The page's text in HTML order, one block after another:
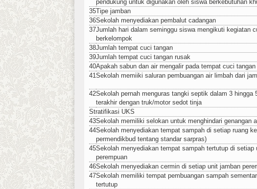
pendukung untuk digunakan oleh siswa berkebutuhan
35Tipe jamban
36Sekolah menyediakan pembalut cadangan
37Jumlah hari dalam seminggu siswa mengikuti kegiatan
berkelompok
38Jumlah tempat cuci tangan
39Jumlah tempat cuci tangan rusak
40Apakah sabun dan air mengalir pada tempat cuci tangan
41Sekolah memiiki saluran pembuangan air limbah dari
42Sekolah pernah menguras tangki septik dalam 3 hingga
terakhir dengan truk/motor sedot tinja
Stratifikasi UKS
43Sekolah memiliki selokan untuk menghindari genangan
44Sekolah menyediakan tempat sampah di setiap ruang
permendikbud tentang standar sarpras)
45Sekolah menyediakan tempat sampah tertutup di setiap
perempuan
46Sekolah menyediakan cermin di setiap unit jamban
47Sekolah memiliki tempat pembuangan sampah
tertutup